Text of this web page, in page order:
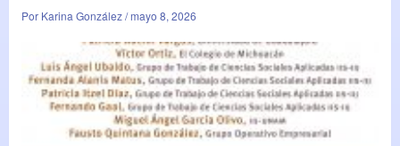
Por Karina González / mayo 8, 2026